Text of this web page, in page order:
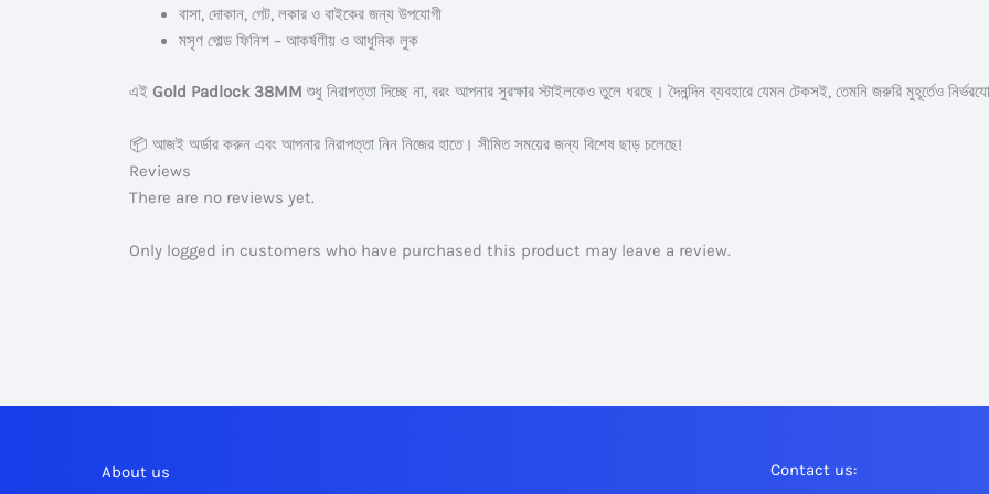
বাসা, দোকান, গেট, লকার ও বাইকের জন্য উপযোগী
মসৃণ গোল্ড ফিনিশ – আকর্ষণীয় ও আধুনিক লুক
এই Gold Padlock 38MM শুধু নিরাপত্তা দিচ্ছে না, বরং আপনার সুরক্ষার স্টাইলকেও তুলে ধরছে। দৈনন্দিন ব্যবহারে যেমন টেকসই, তেমনি জরুরি মুহূর্তেও
📦 আজই অর্ডার করুন এবং আপনার নিরাপত্তা নিন নিজের হাতে। সীমিত সময়ের জন্য বিশেষ ছাড় চলেছে!
Reviews
There are no reviews yet.
Only logged in customers who have purchased this product may leave a review.
About us Contact us: